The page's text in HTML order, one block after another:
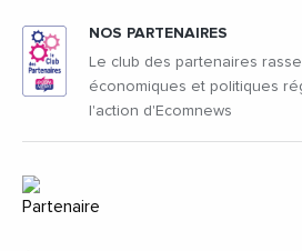
NOS PARTENAIRES
Le club des partenaires
économiques et politiques
l'action d'Ecomnews